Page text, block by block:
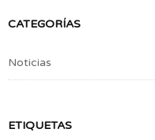
CATEGORÍAS
Noticias
ETIQUETAS